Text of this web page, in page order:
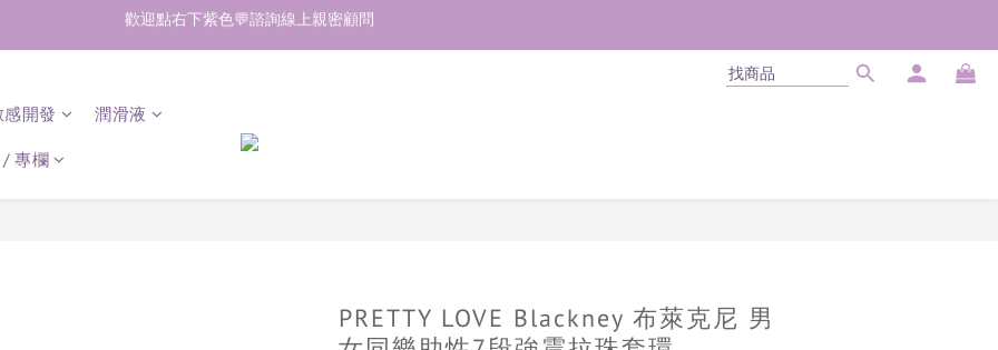
加入會員即享50元購物金  訂單商品好評再享30元購物金
加入會員即享50元購物金  訂單商品好評再享30元購物金
加入會員即享50元購物金  訂單商品好評再享30元購物金
感開發 潤滑液
專欄
PRETTY LOVE Blackney 布萊克尼 男